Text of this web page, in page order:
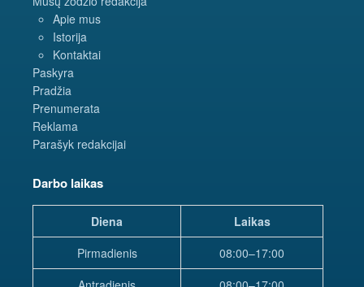
Apie mus
Istorija
Kontaktai
Paskyra
Pradžia
Prenumerata
Reklama
Parašyk redakcijai
Darbo laikas
Diena
Laikas
Pirmadienis
08:00–17:00